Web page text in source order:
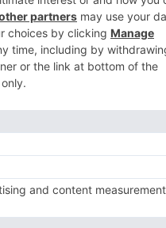
del lugar,
no fue
ha
y
del
el
3
4